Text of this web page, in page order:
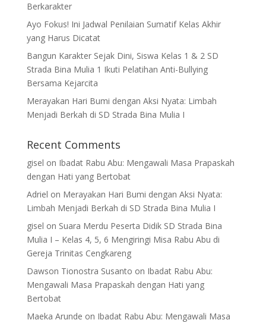
Berkarakter
Ayo Fokus! Ini Jadwal Penilaian Sumatif Kelas Akhir
yang Harus Dicatat
Bangun Karakter Sejak Dini, Siswa Kelas 1 & 2 SD
Strada Bina Mulia 1 Ikuti Pelatihan Anti-Bullying
Bersama Kejarcita
Merayakan Hari Bumi dengan Aksi Nyata: Limbah
Menjadi Berkah di SD Strada Bina Mulia I
Recent Comments
gisel on Ibadat Rabu Abu: Mengawali Masa Prapaskah
dengan Hati yang Bertobat
Adriel on Merayakan Hari Bumi dengan Aksi Nyata:
Limbah Menjadi Berkah di SD Strada Bina Mulia I
gisel on Suara Merdu Peserta Didik SD Strada Bina
Mulia I – Kelas 4, 5, 6 Mengiringi Misa Rabu Abu di
Gereja Trinitas Cengkareng
Dawson Tionostra Susanto on Ibadat Rabu Abu:
Mengawali Masa Prapaskah dengan Hati yang
Bertobat
Maeka Arunde on Ibadat Rabu Abu: Mengawali Masa